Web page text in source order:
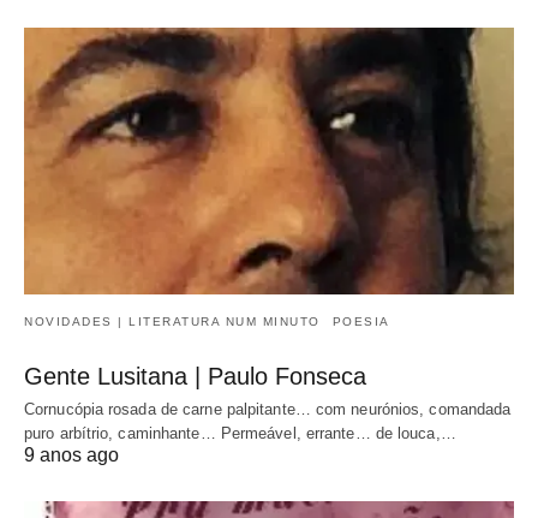
NOVIDADES | LITERATURA NUM MINUTO POESIA
Gente Lusitana | Paulo Fonseca
Cornucópia rosada de carne palpitante… com neurónios, comandada
puro arbítrio, caminhante… Permeável, errante… de louca,…
9 anos ago